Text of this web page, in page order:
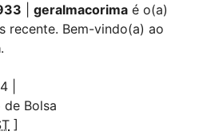
geralmacorima é o(a)
recente. Bem-vindo(a) ao
.
Bolsa
]